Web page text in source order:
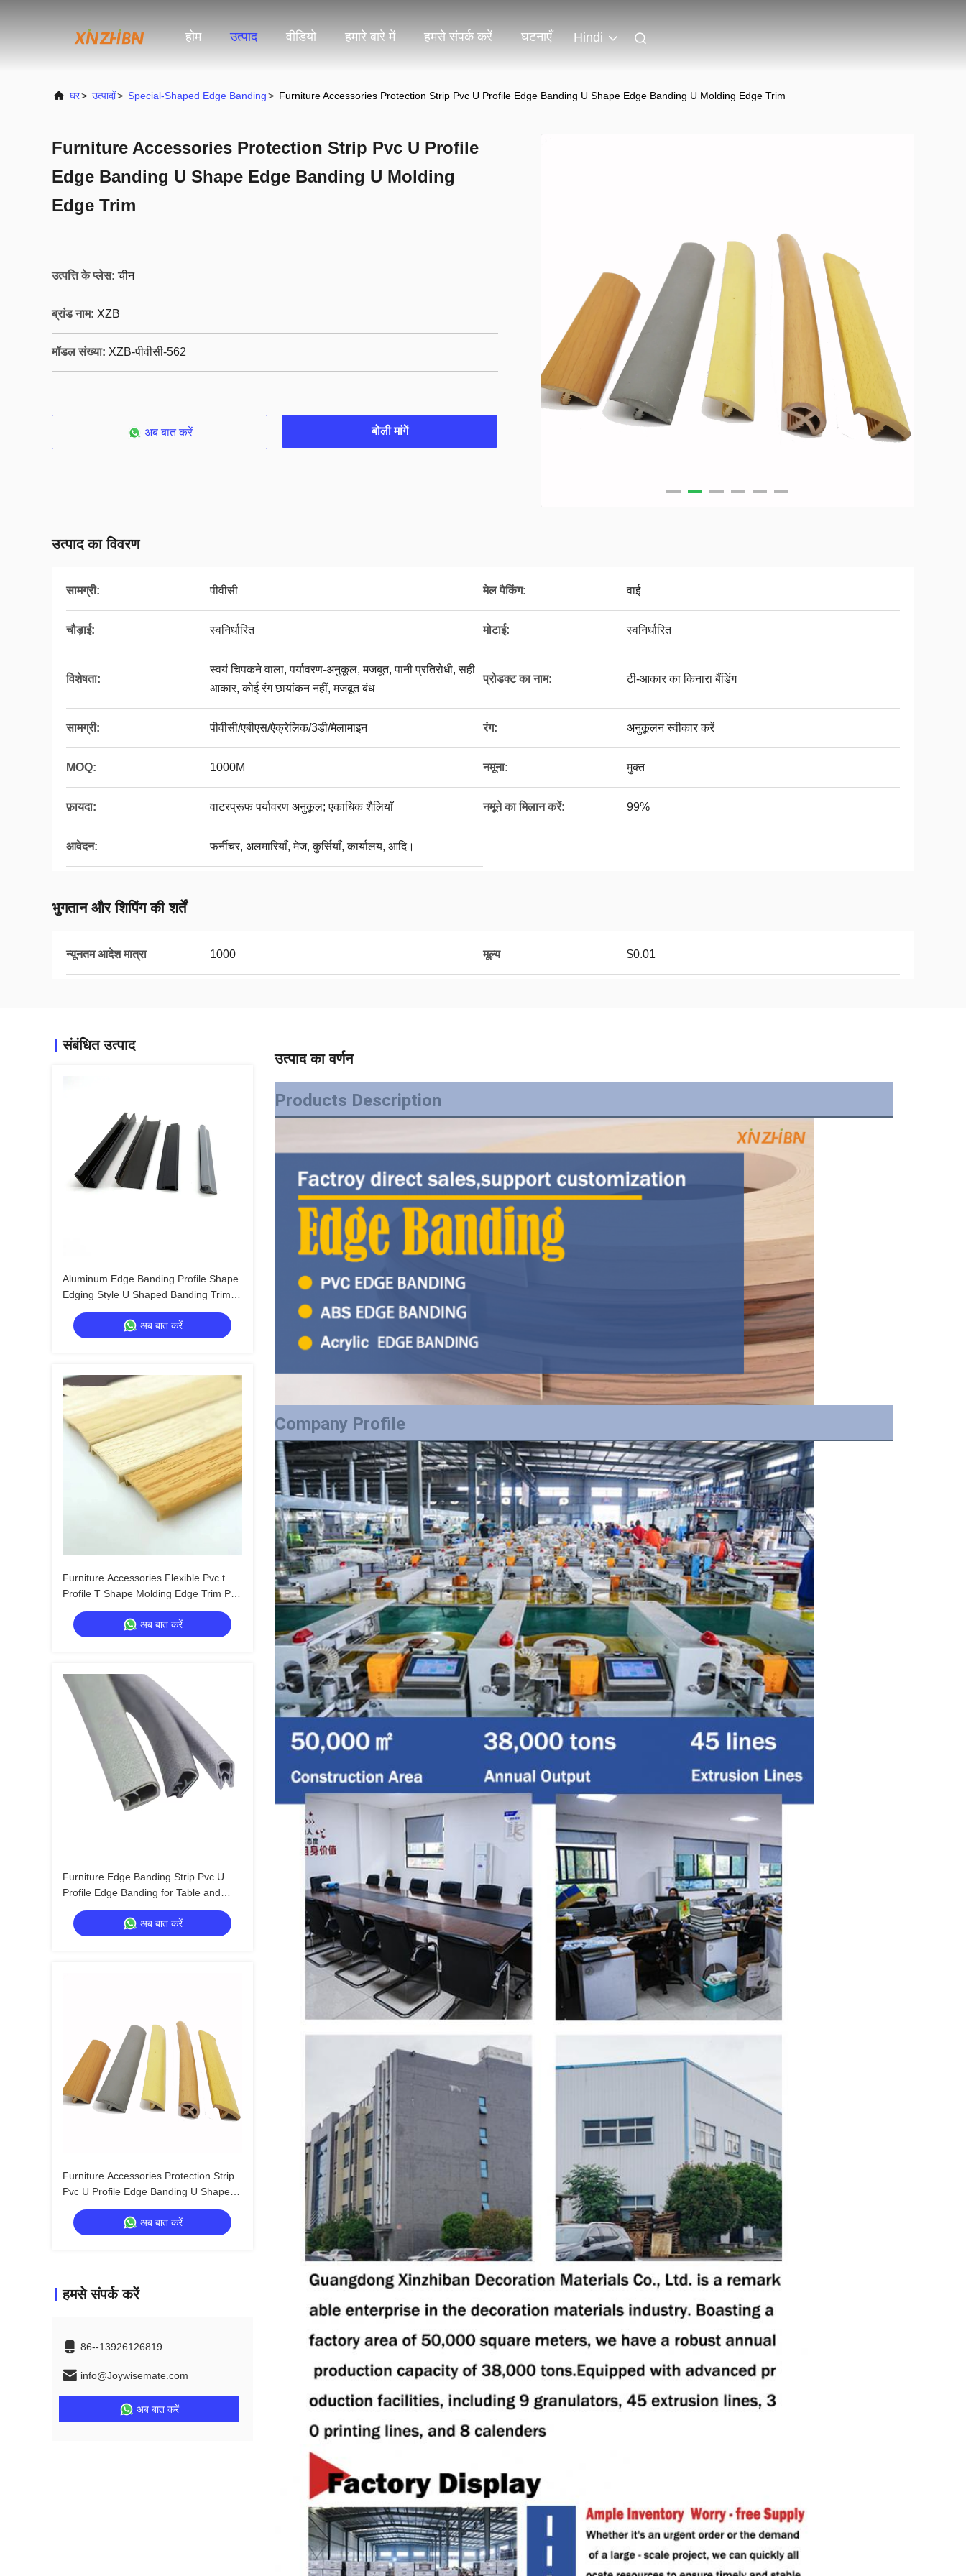
होम उत्पाद वीडियो हमारे बारे में हमसे संपर्क करें घटनाएँ Hindi
घर> उत्पादों> Special-Shaped Edge Banding> Furniture Accessories Protection Strip Pvc U Profile Edge Banding U Shape Edge Banding U Molding Edge Trim
Furniture Accessories Protection Strip Pvc U Profile
Edge Banding U Shape Edge Banding U Molding
Edge Trim
उत्पत्ति के प्लेस: चीन
ब्रांड नाम: XZB
मॉडल संख्या: XZB-पीवीसी-562
अब बात करें बोली मांगें
उत्पाद का विवरण
सामग्री: पीवीसी मेल पैकिंग: वाई
चौड़ाई: स्वनिर्धारित मोटाई: स्वनिर्धारित
विशेषता:
स्वयं चिपकने वाला, पर्यावरण-अनुकूल, मजबूत, पानी प्रतिरोधी, सही
आकार, कोई रंग छायांकन नहीं, मजबूत बंध
प्रोडक्ट का नाम: टी-आकार का किनारा बैंडिंग
सामग्री: पीवीसी/एबीएस/ऐक्रेलिक/3डी/मेलामाइन रंग: अनुकूलन स्वीकार करें
MOQ: 1000M नमूना: मुक्त
फ़ायदा: वाटरप्रूफ पर्यावरण अनुकूल; एकाधिक शैलियाँ नमूने का मिलान करें: 99%
आवेदन: फर्नीचर, अलमारियाँ, मेज, कुर्सियाँ, कार्यालय, आदि।
भुगतान और शिपिंग की शर्तें
न्यूनतम आदेश मात्रा 1000 मूल्य $0.01
संबंधित उत्पाद
Aluminum Edge Banding Profile Shape
Edging Style U Shaped Banding Trim
Edge-banding Aluminum Profile
Decoration
अब बात करें
Furniture Accessories Flexible Pvc t
Profile T Shape Molding Edge Trim Pvc
Edge Banding
अब बात करें
Furniture Edge Banding Strip Pvc U
Profile Edge Banding for Table and
Desk Manufacturing Applications Pvc
Edge Banding Material
अब बात करें
Furniture Accessories Protection Strip
Pvc U Profile Edge Banding U Shape
Edge Banding U Molding Edge Trim
अब बात करें
हमसे संपर्क करें
86--13926126819
info@Joywisemate.com
अब बात करें
उत्पाद का वर्णन
Products Description
Company Profile